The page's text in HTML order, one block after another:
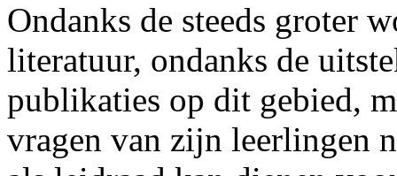
Ondanks de steeds groter
literatuur, ondanks de
publikaties op dit gebied,
vragen van zijn leerlingen